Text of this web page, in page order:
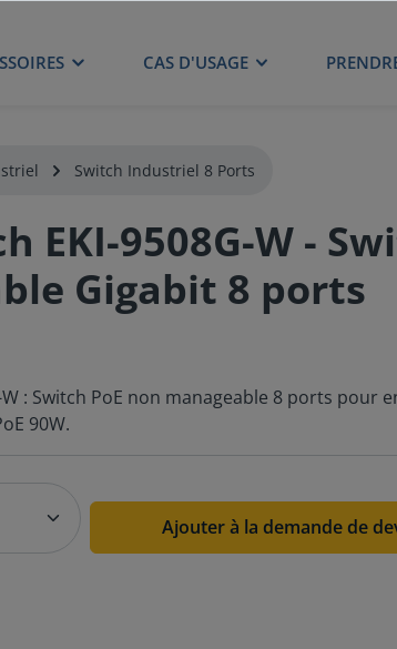
CAS D'USAGE
Switch Industriel 8 Ports
EKI-9508G-W -
Gigabit 8 ports
W : Switch PoE non manageable 8 ports pour
90W.
Ajouter à la demande de